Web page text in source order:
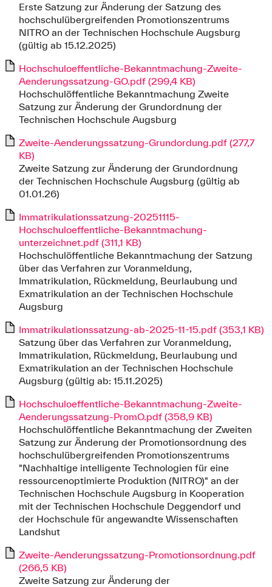
Erste Satzung zur Änderung der Satzung des
hochschulübergreifenden Promotionszentrums
NITRO an der Technischen Hochschule Augsburg
(gültig ab 15.12.2025)
Hochschuloeffentliche-Bekanntmachung-Zweite-
Aenderungssatzung-GO.pdf (299,4 KB)
Hochschulöffentliche Bekanntmachung Zweite
Satzung zur Änderung der Grundordnung der
Technischen Hochschule Augsburg
Zweite-Aenderungssatzung-Grundordung.pdf (277,7
KB)
Zweite Satzung zur Änderung der Grundordnung
der Technischen Hochschule Augsburg (gültig ab
01.01.26)
Immatrikulationssatzung-20251115-
Hochschuloeffentliche-Bekanntmachung-
unterzeichnet.pdf (311,1 KB)
Hochschulöffentliche Bekanntmachung der Satzung
über das Verfahren zur Voranmeldung,
Immatrikulation, Rückmeldung, Beurlaubung und
Exmatrikulation an der Technischen Hochschule
Augsburg
Immatrikulationssatzung-ab-2025-11-15.pdf (353,1 KB)
Satzung über das Verfahren zur Voranmeldung,
Immatrikulation, Rückmeldung, Beurlaubung und
Exmatrikulation an der Technischen Hochschule
Augsburg (gültig ab: 15.11.2025)
Hochschuloeffentliche-Bekanntmachung-Zweite-
Aenderungssatzung-PromO.pdf (358,9 KB)
Hochschulöffentliche Bekanntmachung der Zweiten
Satzung zur Änderung der Promotionsordnung des
hochschulübergreifenden Promotionszentrums
"Nachhaltige intelligente Technologien für eine
ressourcenoptimierte Produktion (NITRO)" an der
Technischen Hochschule Augsburg in Kooperation
mit der Technischen Hochschule Deggendorf und
der Hochschule für angewandte Wissenschaften
Landshut
Zweite-Aenderungssatzung-Promotionsordnung.pdf
(266,5 KB)
Zweite Satzung zur Änderung der